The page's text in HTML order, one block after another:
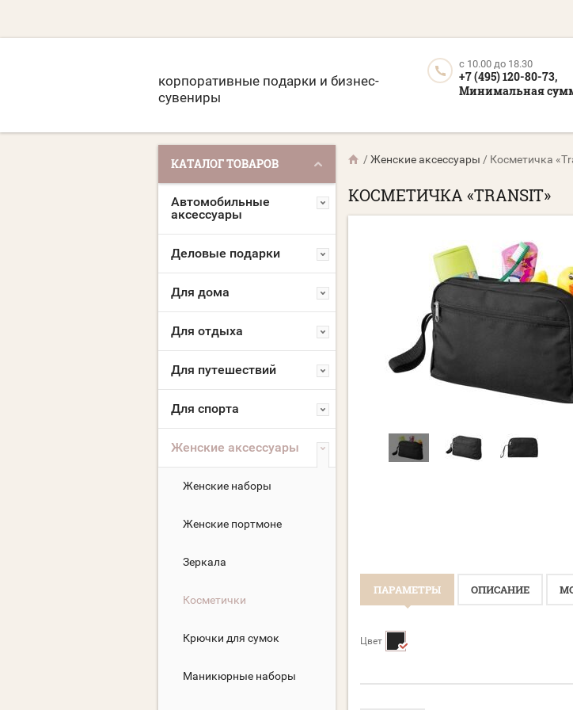
корпоративные подарки и бизнес-
сувениры
c 10.00 до 18.30
+7 (495) 120-80-73,
Минимальная
КАТАЛОГ ТОВАРОВ
Автомобильные
аксессуары
Деловые подарки
Для дома
Для отдыха
Для путешествий
Для спорта
Женские аксессуары
Женские наборы
Женские портмоне
Зеркала
Косметички
Крючки для сумок
Маникюрные наборы
/Женские аксессуары / Косметичка
КОСМЕТИЧКА «TRANSIT»
ПАРАМЕТРЫ ОПИСАНИЕ
Цвет